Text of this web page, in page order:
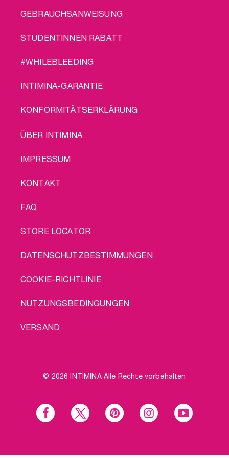
GEBRAUCHSANWEISUNG
STUDENTINNEN RABATT
#WHILEBLEEDING
INTIMINA-GARANTIE
KONFORMITÄTSERKLÄRUNG
LEGAL
ÜBER INTIMINA
IMPRESSUM
KONTAKT
FAQ
STORE LOCATOR
DATENSCHUTZBESTIMMUNGEN
COOKIE-RICHTLINIE
NUTZUNGSBEDINGUNGEN
VERSAND
© 2026 INTIMINA Alle Rechte vorbehalten